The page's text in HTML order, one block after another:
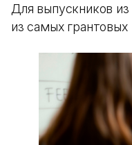
Для выпускников
из самых грантовых